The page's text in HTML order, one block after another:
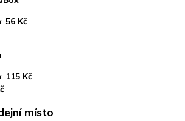
56 Kč
115 Kč
místo